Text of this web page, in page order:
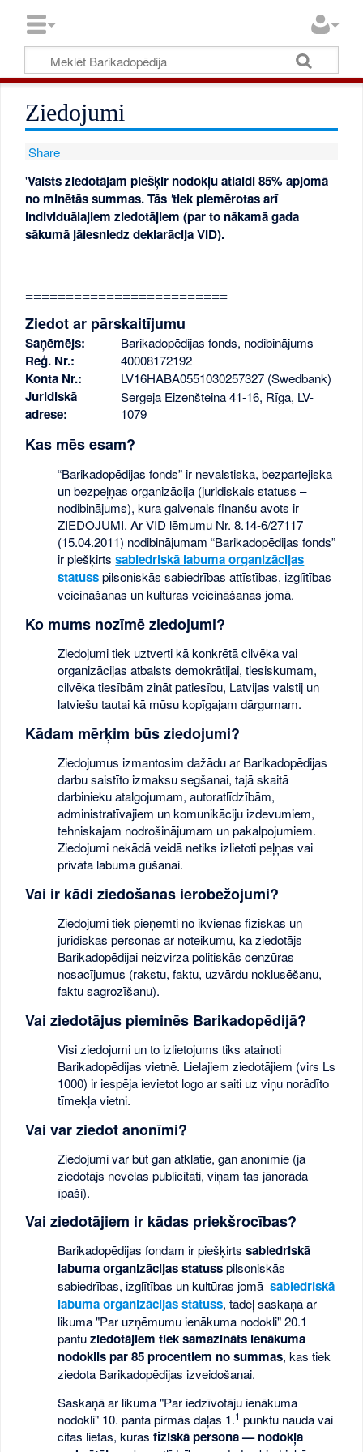
Ziedojumi
Share
'Valsts ziedotājam piešķir nodokļu atlaidi 85% apjomā
no minētās summas. Tās 'tiek piemērotas arī
individuālajiem ziedotājiem (par to nākamā gada
sākumā jāiesniedz deklarācija VID).
=========================
Ziedot ar pārskaitījumu
Saņēmējs: Barikadopēdijas fonds, nodibinājums
Reģ. Nr.: 40008172192
Konta Nr.: LV16HABA0551030257327 (Swedbank)
Juridiskā
adrese:
Sergeja Eizenšteina 41-16, Rīga, LV-
1079
Kas mēs esam?
“Barikadopēdijas fonds” ir nevalstiska, bezpartejiska
un bezpeļņas organizācija (juridiskais statuss –
nodibinājums), kura galvenais finanšu avots ir
ZIEDOJUMI. Ar VID lēmumu Nr. 8.14-6/27117
(15.04.2011) nodibinājumam “Barikadopēdijas fonds”
ir piešķirtssabiedriskā labuma organizācijas
statusspilsoniskās sabiedrības attīstības, izglītības
veicināšanas un kultūras veicināšanas jomā.
Ko mums nozīmē ziedojumi?
Ziedojumi tiek uztverti kā konkrētā cilvēka vai
organizācijas atbalsts demokrātijai, tiesiskumam,
cilvēka tiesībām zināt patiesību, Latvijas valstij un
latviešu tautai kā mūsu kopīgajam dārgumam.
Kādam mērķim būs ziedojumi?
Ziedojumus izmantosim dažādu ar Barikadopēdijas
darbu saistīto izmaksu segšanai, tajā skaitā
darbinieku atalgojumam, autoratlīdzībām,
administratīvajiem un komunikāciju izdevumiem,
tehniskajam nodrošinājumam un pakalpojumiem.
Ziedojumi nekādā veidā netiks izlietoti peļņas vai
privāta labuma gūšanai.
Vai ir kādi ziedošanas ierobežojumi?
Ziedojumi tiek pieņemti no ikvienas fiziskas un
juridiskas personas ar noteikumu, ka ziedotājs
Barikadopēdijai neizvirza politiskās cenzūras
nosacījumus (rakstu, faktu, uzvārdu noklusēšanu,
faktu sagrozīšanu).
Vai ziedotājus pieminēs Barikadopēdijā?
Visi ziedojumi un to izlietojums tiks atainoti
Barikadopēdijas vietnē. Lielajiem ziedotājiem (virs Ls
1000) ir iespēja ievietot logo ar saiti uz viņu norādīto
tīmekļa vietni.
Vai var ziedot anonīmi?
Ziedojumi var būt gan atklātie, gan anonīmie (ja
ziedotājs nevēlas publicitāti, viņam tas jānorāda
īpaši).
Vai ziedotājiem ir kādas priekšrocības?
Barikadopēdijas fondam ir piešķirtssabiedriskā
labuma organizācijas statusspilsoniskās
sabiedrības, izglītības un kultūras jomāsabiedriskā
labuma organizācijas statuss, tādēļ saskaņā ar
likuma "Par uzņēmumu ienākuma nodokli" 20.1
pantuziedotājiem tiek samazināts ienākuma
nodoklis par 85 procentiem no summas, kas tiek
ziedota Barikadopēdijas izveidošanai.
Saskaņā ar likuma "Par iedzīvotāju ienākuma
nodokli" 10. panta pirmās daļas 1.1 punktu nauda vai
citas lietas, kurasfiziskā persona — nodokļa